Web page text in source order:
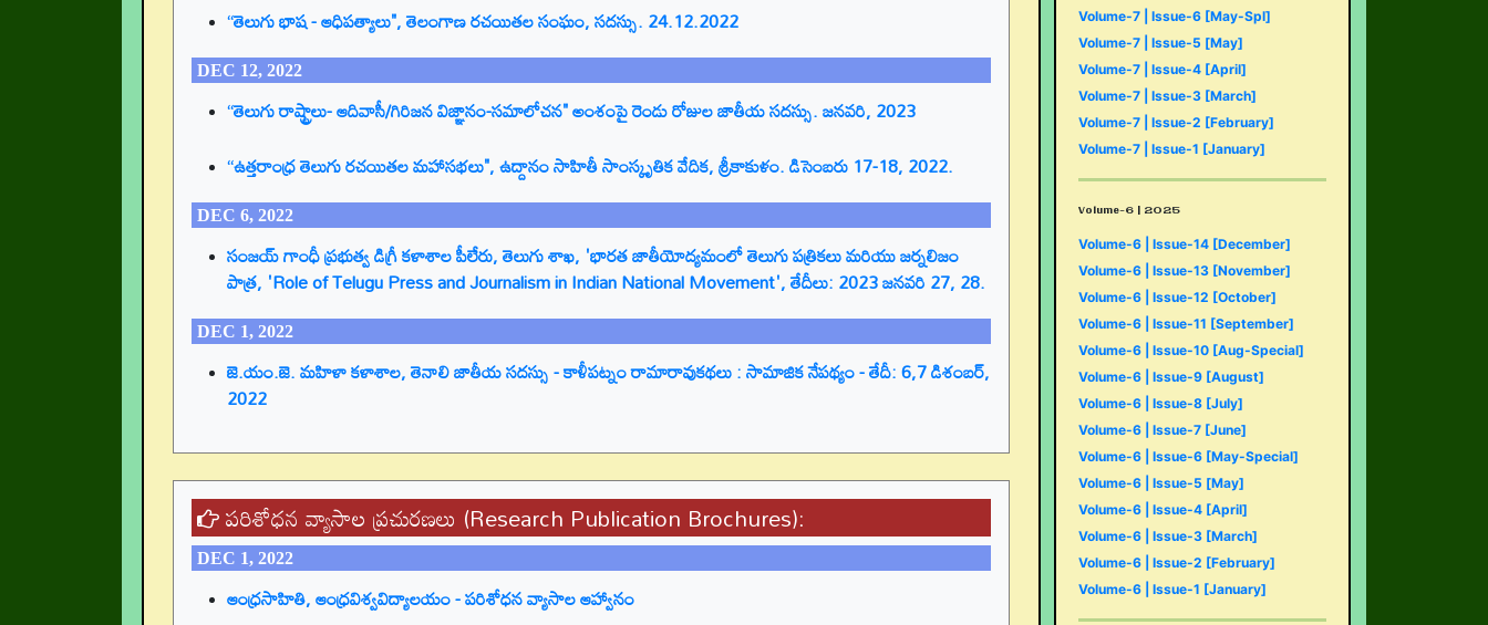
“తెలుగు భాష - ఆధిపత్యాలు", తెలంగాణ రచయితల సంఘం, సదస్సు. 24.12.2022
DEC 12, 2022
“తెలుగు రాష్ట్రాలు- ఆదివాసీ/గిరిజన విజ్ఞానం-సమాలోచన" అంశంపై రెండు రోజుల జాతీయ సదస్సు. జనవరి, 2023
“ఉత్తరాంధ్ర తెలుగు రచయితల మహాసభలు", ఉద్దానం సాహితీ సాంస్కృతిక వేదిక, శ్రీకాకుళం. డిసెంబరు 17-18, 2022.
DEC 6, 2022
సంజయ్ గాంధీ ప్రభుత్వ డిగ్రీ కళాశాల పీలేరు, తెలుగు శాఖ, 'భారత జాతీయోద్యమంలో తెలుగు పత్రికలు మరియు జర్నలిజం
పాత్ర, 'Role of Telugu Press and Journalism in Indian National Movement', తేదీలు: 2023 జనవరి 27, 28.
DEC 1, 2022
జె.యం.జె. మహిళా కళాశాల, తెనాలి జాతీయ సదస్సు - కాళీపట్నం రామారావుకథలు : సామాజిక నేపథ్యం - తేదీ: 6,7 డిశంబర్,
2022
పరిశోధన వ్యాసాల ప్రచురణలు (Research Publication Brochures):
DEC 1, 2022
ఆంధ్రసాహితి, ఆంధ్రవిశ్వవిద్యాలయం - పరిశోధన వ్యాసాల ఆహ్వానం
Volume-7 | Issue-6 [May-Spl]
Volume-7 | Issue-5 [May]
Volume-7 | Issue-4 [April]
Volume-7 | Issue-3 [March]
Volume-7 | Issue-2 [February]
Volume-7 | Issue-1 [January]
Volume-6 | 2025
Volume-6 | Issue-14 [December]
Volume-6 | Issue-13 [November]
Volume-6 | Issue-12 [October]
Volume-6 | Issue-11 [September]
Volume-6 | Issue-10 [Aug-Special]
Volume-6 | Issue-9 [August]
Volume-6 | Issue-8 [July]
Volume-6 | Issue-7 [June]
Volume-6 | Issue-6 [May-Special]
Volume-6 | Issue-5 [May]
Volume-6 | Issue-4 [April]
Volume-6 | Issue-3 [March]
Volume-6 | Issue-2 [February]
Volume-6 | Issue-1 [January]